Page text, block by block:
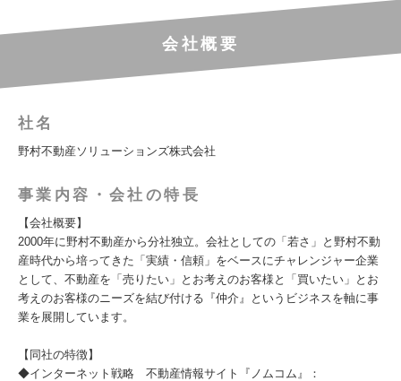
会社概要
社名
野村不動産ソリューションズ株式会社
事業内容・会社の特長
【会社概要】
2000年に野村不動産から分社独立。会社としての「若さ」と野村不動
産時代から培ってきた「実績・信頼」をベースにチャレンジャー企業
として、不動産を「売りたい」とお考えのお客様と「買いたい」とお
考えのお客様のニーズを結び付ける『仲介』というビジネスを軸に事
業を展開しています。
【同社の特徴】
◆インターネット戦略 不動産情報サイト『ノムコム』：